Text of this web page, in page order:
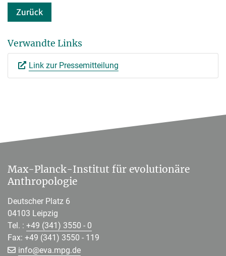
Zurück
Verwandte Links
Link zur Pressemitteilung
Max-Planck-Institut für evolutionäre
Anthropologie
Deutscher Platz 6
04103 Leipzig
Tel. : +49 (341) 3550 - 0
Fax: +49 (341) 3550 - 119
info@[>>> Please remove the text! <<<]
eva.mpg.de